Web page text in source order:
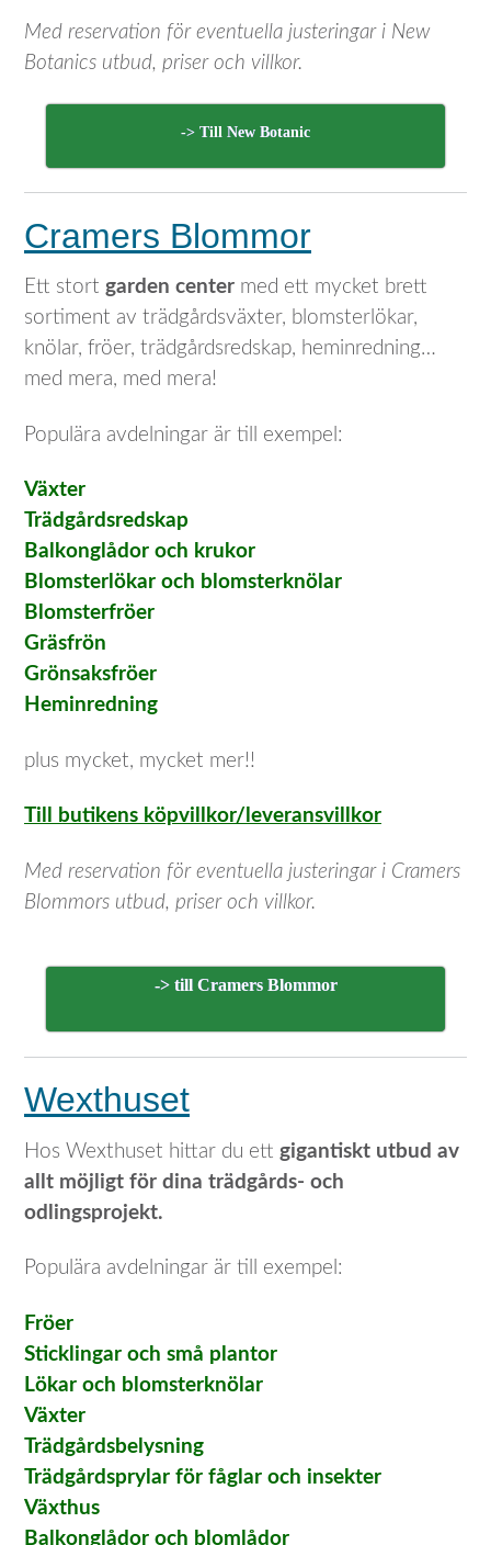
Med reservation för eventuella justeringar i New
Botanics utbud, priser och villkor.
-> Till New Botanic
Cramers Blommor
Ett stort garden center med ett mycket brett
sortiment av trädgårdsväxter, blomsterlökar,
knölar, fröer, trädgårdsredskap, heminredning…
med mera, med mera!
Populära avdelningar är till exempel:
Växter
Trädgårdsredskap
Balkonglådor och krukor
Blomsterlökar och blomsterknölar
Blomsterfröer
Gräsfrön
Grönsaksfröer
Heminredning
plus mycket, mycket mer!!
Till butikens köpvillkor/leveransvillkor
Med reservation för eventuella justeringar i Cramers
Blommors utbud, priser och villkor.
-> till Cramers Blommor
Wexthuset
Hos Wexthuset hittar du ett gigantiskt utbud av
allt möjligt för dina trädgårds- och
odlingsprojekt.
Populära avdelningar är till exempel:
Fröer
Sticklingar och små plantor
Lökar och blomsterknölar
Växter
Trädgårdsbelysning
Trädgårdsprylar för fåglar och insekter
Växthus
Balkonglådor och blomlådor